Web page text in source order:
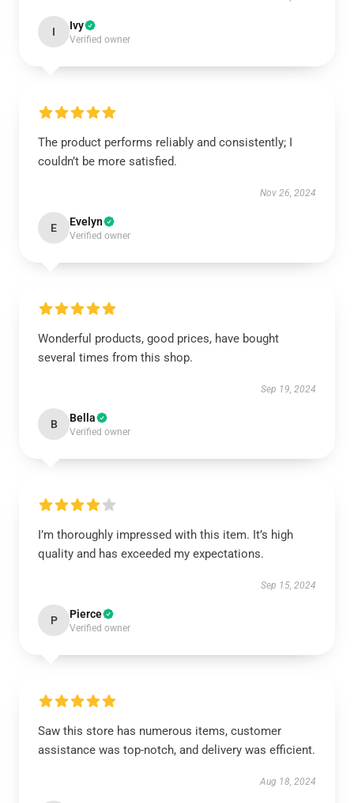
I Ivy
Verified owner
The product performs reliably and consistently; I
couldn’t be more satisfied.
Nov 26, 2024
E Evelyn
Verified owner
Wonderful products, good prices, have bought
several times from this shop.
Sep 19, 2024
B Bella
Verified owner
I’m thoroughly impressed with this item. It’s high
quality and has exceeded my expectations.
Sep 15, 2024
P Pierce
Verified owner
Saw this store has numerous items, customer
assistance was top-notch, and delivery was efficient.
Aug 18, 2024